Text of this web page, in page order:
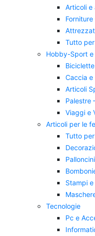
Articoli
Tutto per
Hobby-Sport e
Caccia e
Articoli
Palestre
Viaggi e
Articoli per le
Tutto
Stampi e
Tecnologie
Pc e